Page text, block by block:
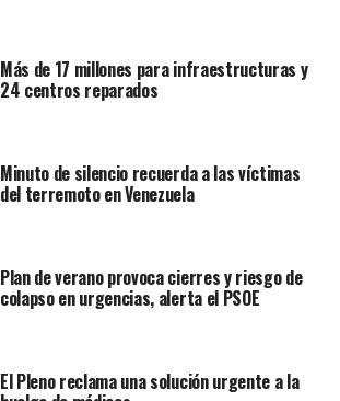
Más de 17 millones para infraestructuras y
24 centros reparados
Minuto de silencio recuerda a las víctimas
del terremoto en Venezuela
Plan de verano provoca cierres y riesgo de
colapso en urgencias, alerta el PSOE
El Pleno reclama una solución urgente a la